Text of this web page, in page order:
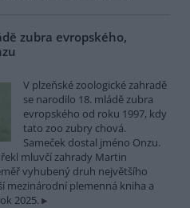
zubra evropského,
V plzeňské zoologické zahradě
se narodilo 18. mládě zubra
evropského od roku 1997, kdy
tato zoo zubry chová.
Sameček dostal jméno Onzu.
mluvčí zahrady Martin
vyhubený druh největšího
mezinárodní plemenná kniha a
2025.